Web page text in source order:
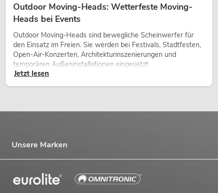
Outdoor Moving-Heads: Wetterfeste Moving-
Heads bei Events
Outdoor Moving-Heads sind bewegliche Scheinwerfer für
den Einsatz im Freien. Sie werden bei Festivals, Stadtfesten,
Open-Air-Konzerten, Architekturinszenierungen und
temporären Außeninstallationen eingesetzt.
Jetzt lesen
Unsere Marken